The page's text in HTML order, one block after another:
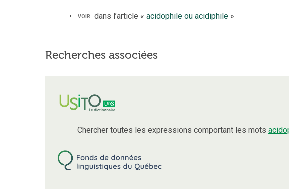
VOIR dans l’article « acidophile ou acidiphile»
Recherches associées
Chercher toutes les expressions comportant les mots